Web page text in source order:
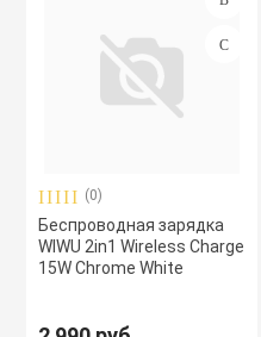
(0)
Беспроводная зарядка
WIWU 2in1 Wireless Charge
15W Chrome White